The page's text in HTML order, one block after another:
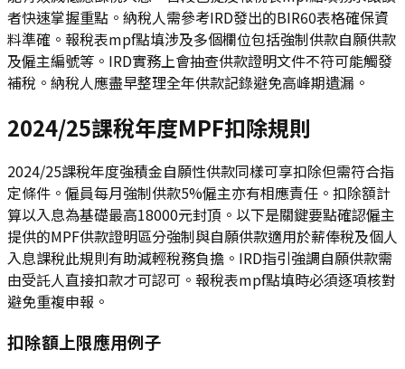
者快速掌握重點。納稅人需參考IRD發出的BIR60表格確保資
料準確。報稅表mpf點填涉及多個欄位包括強制供款自願供款
及僱主編號等。IRD實務上會抽查供款證明文件不符可能觸發
補稅。納稅人應盡早整理全年供款記錄避免高峰期遺漏。
2024/25課稅年度MPF扣除規則
2024/25課稅年度強積金自願性供款同樣可享扣除但需符合指
定條件。僱員每月強制供款5%僱主亦有相應責任。扣除額計
算以入息為基礎最高18000元封頂。以下是關鍵要點確認僱主
提供的MPF供款證明區分強制與自願供款適用於薪俸稅及個人
入息課稅此規則有助減輕稅務負擔。IRD指引強調自願供款需
由受託人直接扣款才可認可。報稅表mpf點填時必須逐項核對
避免重複申報。
扣除額上限應用例子